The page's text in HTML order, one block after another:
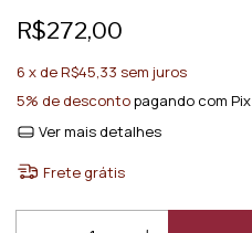
R$272,00
6 x deR$45,33 sem juros
5% de descontopagando com Pix
Ver mais detalhes
Frete grátis